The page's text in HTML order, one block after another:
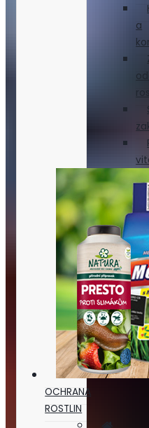
a
OCHRANA
ROSTLIN